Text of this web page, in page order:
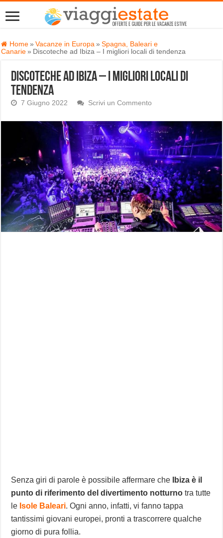
Home » Vacanze in Europa » Spagna, Baleari e
Canarie » Discoteche ad Ibiza – I migliori locali di tendenza
Discoteche ad Ibiza – I migliori locali di
tendenza
7 Giugno 2022 Scrivi un Commento
Senza giri di parole è possibile affermare che
Ibiza è il
punto di riferimento del divertimento notturnotra tutte
le Isole Baleari. Ogni anno, infatti, vi fanno tappa
tantissimi giovani europei, pronti a trascorrere qualche
giorno di pura follia.